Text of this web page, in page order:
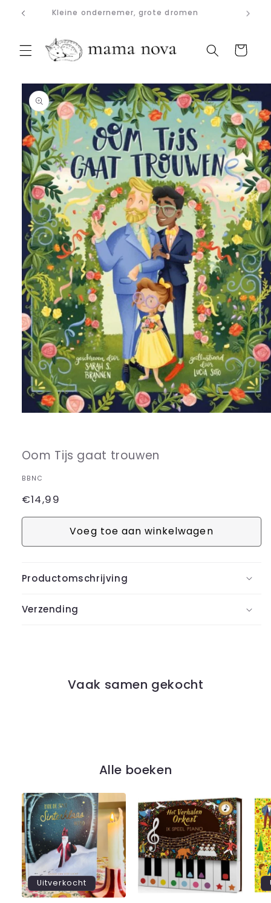
naar deKleine ondernemer, grote dromen
Winkelwagen
direct naar
modaal
Oom Tijs gaat trouwen
BBNC
Normale
prijs
€14,99
Voeg toe aan winkelwagen
Productomschrijving
Verzending
Vaak samen gekocht
Alle boeken
Uitverkocht